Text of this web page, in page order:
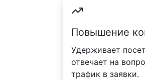
Повышение
Удерживает
отвечает на
трафик в заявки.